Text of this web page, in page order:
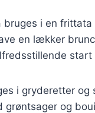
i en
en lækker
start
i gryderetter
grøntsager og